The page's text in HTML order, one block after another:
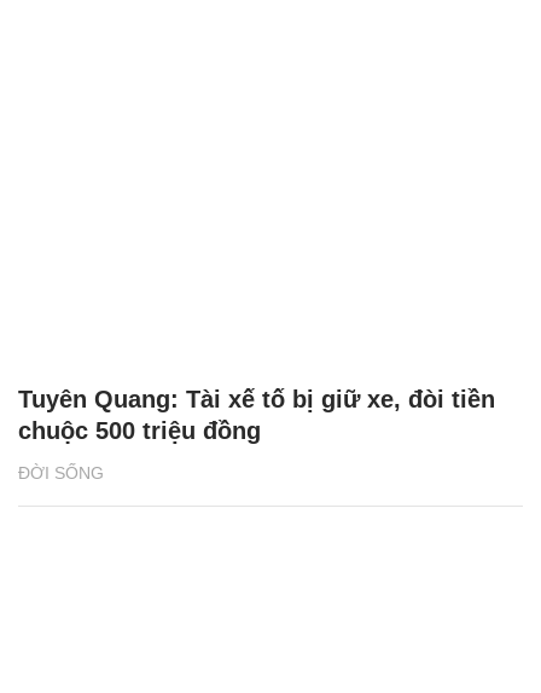
ĐỜI SỐNG
Tuyên Quang: Tài xế tố bị giữ xe, đòi tiền
chuộc 500 triệu đồng